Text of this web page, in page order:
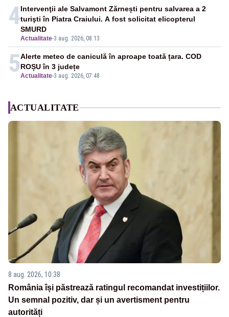
4
Actualitate-3 aug. 2026, 08:13
Intervenţii ale Salvamont Zărnești pentru salvarea a 2
turişti în Piatra Craiului. A fost solicitat elicopterul
SMURD
5Actualitate-3 aug. 2026, 07:48
Alerte meteo de caniculă în aproape toată țara. COD
ROȘU în 3 județe
ACTUALITATE
8 aug. 2026, 10:38
România își păstrează ratingul recomandat investițiilor.
Un semnal pozitiv, dar și un avertisment pentru
autorități